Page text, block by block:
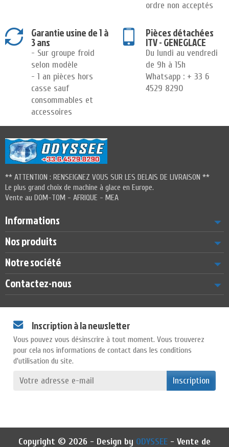
ordre non acceptés
Garantie usine de 1 à
3 ans
- Sur groupe froid
selon modèle
- 1 an pièces hors
casse sauf
consommables et
accessoires
Pièces détachées
ITV - GENEGLACE
Du lundi au vendredi
de 9h à 15h
Whatsapp : + 33 6
4529 8290
** ATTENTION : RENSEIGNEZ VOUS SUR LES DELAIS DE LIVRAISON **
Le plus grand choix de machine à glace en Europe.
Vente au DOM-TOM - AFRIQUE - MEA
Informations
Nos produits
Notre société
Contactez-nous
Inscription à la newsletter
Vous pouvez vous désinscrire à tout moment. Vous trouverez
pour cela nos informations de contact dans les conditions
d'utilisation du site.
Inscription
Copyright © 2026 - Design by ODYSSEE - Vente de